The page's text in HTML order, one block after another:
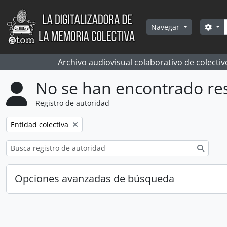
Skip to main content
Navegar
Archivo audiovisual colaborativo de
No se han encontrado
Registro de autoridad
Remove filter:
Entidad colectiva
Opciones avanzadas de búsqueda